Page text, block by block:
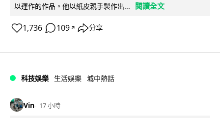
以運作的作品。他以紙皮親手製作出...
閱讀全文
1,736 109 ↗ 分享
科技娛樂 生活娛樂 城中熱話
Vin 17 小時